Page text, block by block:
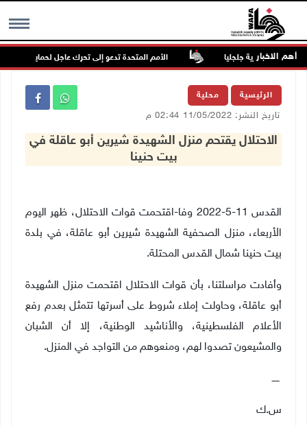
MENU أهم الاخبار
في قرية جلجليا الأمم المتحدة تدعو إلى تحرك عاجل لحماية الأطفال
الرئيسية محلية
تاريخ النشر: 11/05/2022 02:44 م
الاحتلال يقتحم منزل الشهيدة شيرين أبو عاقلة في
بيت حنينا
القدس 11-5-2022 وفا-اقتحمت قوات الاحتلال، ظهر اليوم
الأربعاء، منزل الصحفية الشهيدة شيرين أبو عاقلة، في بلدة
بيت حنينا شمال القدس المحتلة.
وأفادت مراسلتنا، بأن قوات الاحتلال اقتحمت منزل الشهيدة
أبو عاقلة، وحاولت إملاء شروط على أسرتها تتمثل بعدم رفع
الأعلام الفلسطينية، والأناشيد الوطنية، إلا أن الشبان
والمشيعون تصدوا لهم، ومنعوهم من التواجد في المنزل.
ـــــ
س.ك